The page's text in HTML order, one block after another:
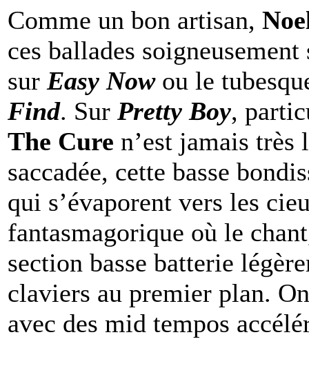
Comme un bon artisan,
ces ballades
sur Easy Now ou le
Find. Sur Pretty Boy,
The Cure n’est jamais
saccadée, cette basse
qui s’évaporent vers les
fantasmagorique où le
section basse batterie
claviers au premier plan.
avec des mid tempos